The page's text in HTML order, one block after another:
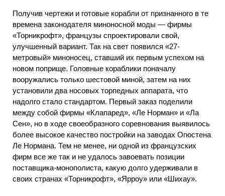
Получив чертежи и готовые корабли от признанного в те
времена законодателя миноносной моды — фирмы
«Торникрофт», французы спроектировали свой,
улучшенный вариант. Так на свет появился «27-
метровый» миноносец, ставший их первым успехом на
новом поприще. Головные кораблики поначалу
вооружались только шестовой миной, затем на них
установили два носовых торпедных аппарата, что
надолго стало стандартом. Первый заказ поделили
между собой фирмы «Клапаред», «Ле Норман» и «Ла
Сен», но в ходе своеобразного соревнования выявилось
более высокое качество постройки на заводах Огюстена
Ле Нормана. Тем не менее, ни одной из французских
фирм все же так и не удалось завоевать позиции
поставщика-монополиста, какую долго удерживали в
своих странах «Торникрофт», «Ярроу» или «Шихау».